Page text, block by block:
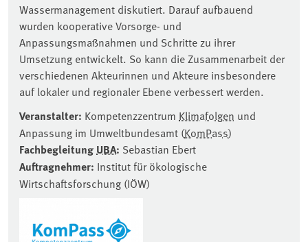
Wassermanagement diskutiert. Darauf aufbauend
wurden kooperative Vorsorge- und
Anpassungsmaßnahmen und Schritte zu ihrer
Umsetzung entwickelt. So kann die Zusammenarbeit der
verschiedenen Akteurinnen und Akteure insbesondere
auf lokaler und regionaler Ebene verbessert werden.
Veranstalter: Kompetenzzentrum Klimafolgen und
Anpassung im Umweltbundesamt (KomPass)
Fachbegleitung UBA: Sebastian Ebert
Auftragnehmer: Institut für ökologische
Wirtschaftsforschung (IÖW)